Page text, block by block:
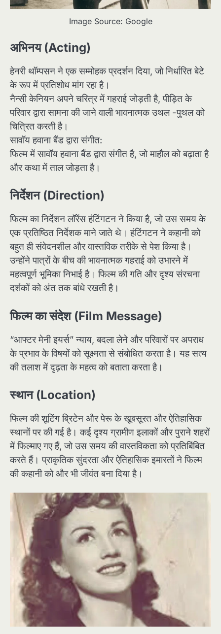
Image Source: Google
अभिनय (Acting)
हेनरी थॉम्पसन ने एक सम्मोहक प्रदर्शन दिया, जो निर्धारित बेटे
के रूप में प्रतिशोध मांग रहा है।
नैन्सी केनियन अपने चरित्र में गहराई जोड़ती है, पीड़ित के
परिवार द्वारा सामना की जाने वाली भावनात्मक उथल -पुथल को
चित्रित करती है।
सावॉय हवाना बैंड द्वारा संगीत:
फिल्म में सावॉय हवाना बैंड द्वारा संगीत है, जो माहौल को बढ़ाता है
और कथा में ताल जोड़ता है।
निर्देशन (Direction)
फिल्म का निर्देशन लॉरेंस हंटिंगटन ने किया है, जो उस समय के
एक प्रतिष्ठित निर्देशक माने जाते थे। हंटिंगटन ने कहानी को
बहुत ही संवेदनशील और वास्तविक तरीके से पेश किया है।
उन्होंने पात्रों के बीच की भावनात्मक गहराई को उभारने में
महत्वपूर्ण भूमिका निभाई है। फिल्म की गति और दृश्य संरचना
दर्शकों को अंत तक बांधे रखती है।
फिल्म का संदेश (Film Message)
“आफ्टर मेनी इयर्स” न्याय, बदला लेने और परिवारों पर अपराध
के प्रभाव के विषयों को सूक्ष्मता से संबोधित करता है। यह सत्य
की तलाश में दृढ़ता के महत्व को बताता करता है।
स्थान (Location)
फिल्म की शूटिंग ब्रिटेन और पेरू के खूबसूरत और ऐतिहासिक
स्थानों पर की गई है। कई दृश्य ग्रामीण इलाकों और पुराने शहरों
में फिल्माए गए हैं, जो उस समय की वास्तविकता को प्रतिबिंबित
करते हैं। प्राकृतिक सुंदरता और ऐतिहासिक इमारतों ने फिल्म
की कहानी को और भी जीवंत बना दिया है।